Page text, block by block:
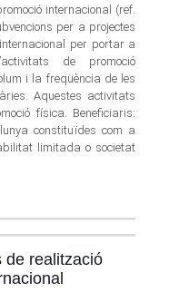
internacional (ref.
per a projectes
per portar a
de promoció
i la freqüència de les
Aquestes activitats
física. Beneficiaris:
constituïdes com a
limitada o societat
de realització